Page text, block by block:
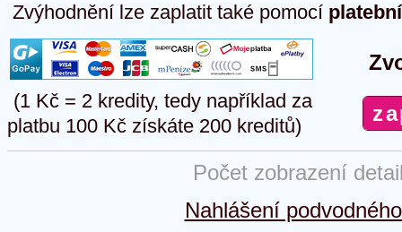
Zvýhodnění lze zaplatit také pomocí
(1 Kč = 2 kredity, tedy například za
platbu 100 Kč získáte 200 kreditů)
Počet zobrazení
Nahlášení